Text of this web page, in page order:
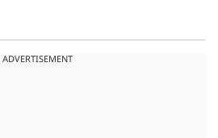
ADVERTISEMENT